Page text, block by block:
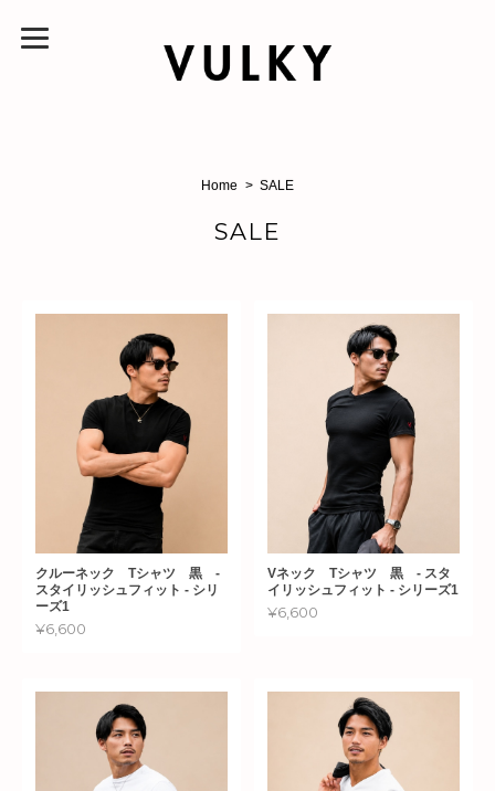
Home SALE
SALE
クルーネック Tシャツ 黒 -
スタイリッシュフィット - シリ
ーズ1
¥6,600
Vネック Tシャツ 黒 - スタ
イリッシュフィット - シリーズ1
¥6,600